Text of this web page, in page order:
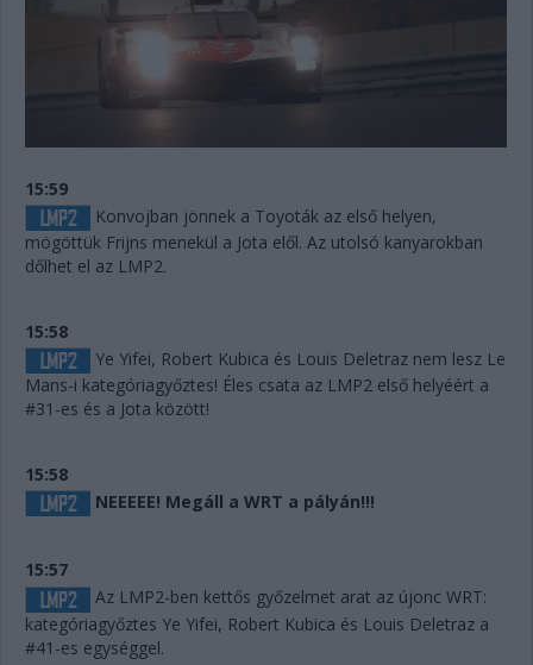
15:59
Konvojban jönnek a Toyoták az első helyen,
mögöttük Frijns menekül a Jota elől. Az utolsó kanyarokban
dőlhet el az LMP2.
15:58
Ye Yifei, Robert Kubica és Louis Deletraz nem lesz Le
Mans-i kategóriagyőztes! Éles csata az LMP2 első helyéért a
#31-es és a Jota között!
15:58
NEEEEE! Megáll a WRT a pályán!!!
15:57
Az LMP2-ben kettős győzelmet arat az újonc WRT:
kategóriagyőztes Ye Yifei, Robert Kubica és Louis Deletraz a
#41-es egységgel.